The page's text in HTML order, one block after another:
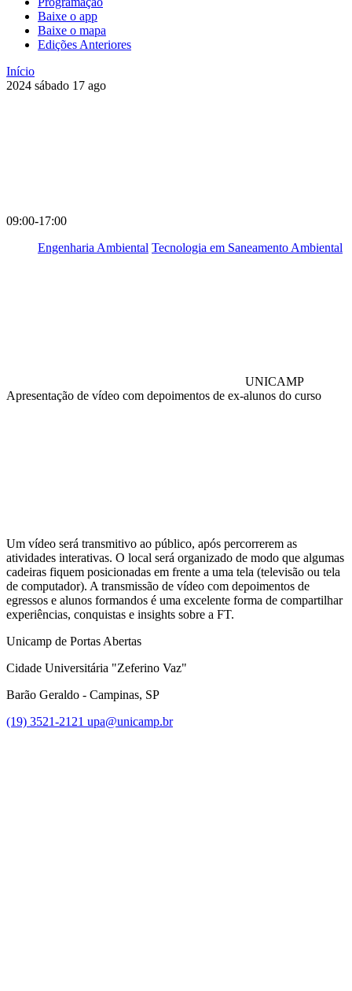
Baixe o app
Baixe o mapa
Edições Anteriores
Início
2024 sábado 17 ago
09:00-17:00
Engenharia Ambiental Tecnologia em Saneamento Ambiental
UNICAMP
Apresentação de vídeo com depoimentos de ex-alunos do curso
Um vídeo será transmitivo ao público, após percorrerem as
atividades interativas. O local será organizado de modo que algumas
cadeiras fiquem posicionadas em frente a uma tela (televisão ou tela
de computador). A transmissão de vídeo com depoimentos de
egressos e alunos formandos é uma excelente forma de compartilhar
experiências, conquistas e insights sobre a FT.
Unicamp de Portas Abertas
Cidade Universitária "Zeferino Vaz"
Barão Geraldo - Campinas, SP
(19) 3521-2121 upa@unicamp.br